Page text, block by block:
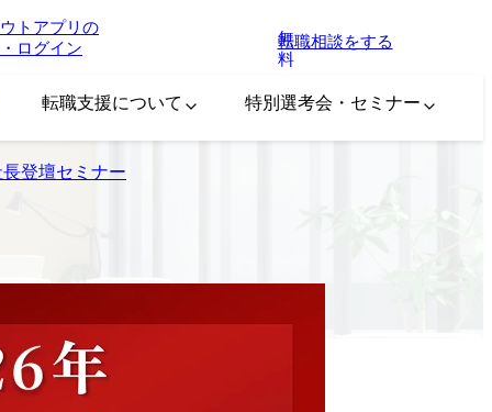
トアプリの
ログイン
無
料
転職相談をする
転職支援について 特別選考会・セミナー
登壇セミナー